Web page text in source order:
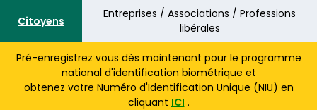
Aller au contenu principal
Citoyens
Entreprises / Associations / Professions
libérales
Pré-enregistrez vous dès maintenant pour le programme
national d'identification biométrique et
obtenez votre Numéro d'Identification Unique (NIU) en
cliquant ICI .